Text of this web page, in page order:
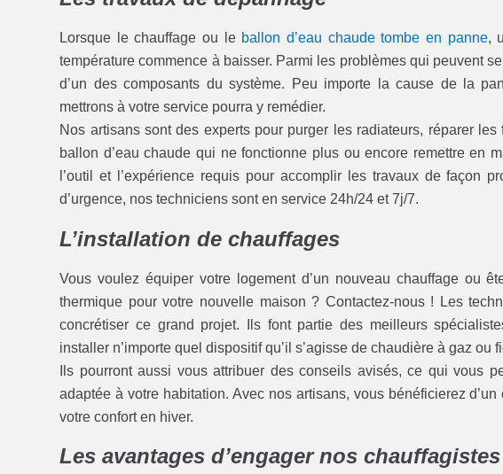
Lorsque le chauffage ou le ballon d’eau chaude tombe en panne,
température commence à baisser. Parmi les problèmes qui peuvent
d’un des composants du système. Peu importe la cause de la
mettrons à votre service pourra y remédier.
Nos artisans sont des experts pour purger les radiateurs, réparer
ballon d’eau chaude qui ne fonctionne plus ou encore remettre en
l’outil et l’expérience requis pour accomplir les travaux de façon
d’urgence, nos techniciens sont en service 24h/24 et 7j/7.
L’installation de chauffages
Vous voulez équiper votre logement d’un nouveau chauffage ou
thermique pour votre nouvelle maison ? Contactez-nous ! Les
concrétiser ce grand projet. Ils font partie des meilleurs
installer n’importe quel dispositif qu’il s’agisse de chaudière à gaz
Ils pourront aussi vous attribuer des conseils avisés, ce qui vous
adaptée à votre habitation. Avec nos artisans, vous bénéficierez
votre confort en hiver.
Les avantages d’engager nos chauffagistes